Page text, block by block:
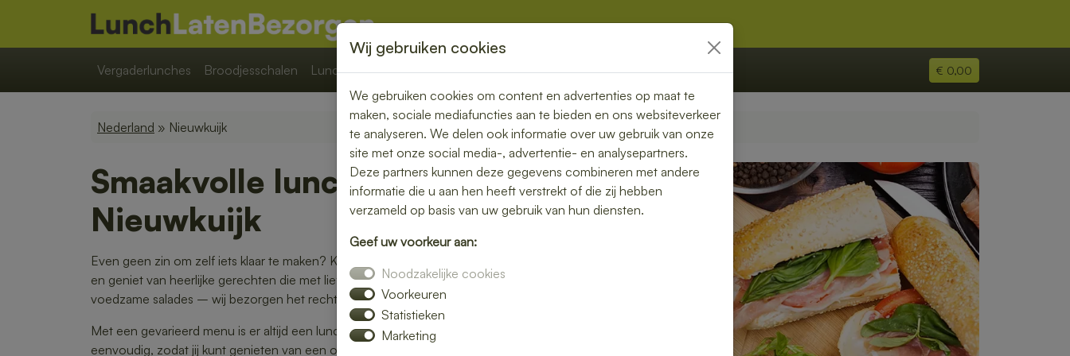
Vergaderlunches Broodjesschalen Lunchpakketten Overige € 0,00
Nederland » Nieuwkuijk
Smaakvolle lunch bezorgen in
Nieuwkuijk
Even geen zin om zelf iets klaar te maken? Kies voor een lunch bezorgservice in Nieuwkuijk
en geniet van heerlijke gerechten die met liefde zijn bereid. Van knapperige broodjes tot
voedzame salades – wij bezorgen het rechtstreeks bij jou thuis of op kantoor.
Met een gevarieerd menu is er altijd een lunch die bij jouw smaak past. Bestellen is snel en
eenvoudig, zodat jij kunt genieten van een onbezorgde middagpauze.
Wij gebruiken cookies
We gebruiken cookies om content en advertenties op maat te
maken, sociale mediafuncties aan te bieden en ons websiteverkeer
te analyseren. We delen ook informatie over uw gebruik van onze
site met onze social media-, advertentie- en analysepartners.
Deze partners kunnen deze gegevens combineren met andere
informatie die u aan hen heeft verstrekt of die zij hebben
verzameld op basis van uw gebruik van hun diensten.
Geef uw voorkeur aan:
Noodzakelijke cookies
Voorkeuren
Statistieken
Marketing